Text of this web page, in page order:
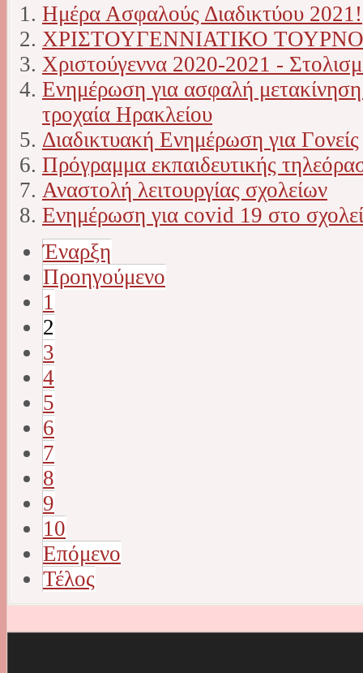
Ημέρα Ασφαλούς Διαδικτύου 2021!
ΧΡΙΣΤΟΥΓΕΝΝΙΑΤΙΚΟ
Χριστούγεννα 2020-2021 -
Ενημέρωση για ασφαλή
τροχαία Ηρακλείου
Διαδικτυακή Ενημέρωση για Γονείς
Πρόγραμμα εκπαιδευτικής
Αναστολή λειτουργίας σχολείων
Ενημέρωση για covid 19 στο
Έναρξη
Προηγούμενο
1
2
3
4
5
6
7
8
9
10
Επόμενο
Τέλος